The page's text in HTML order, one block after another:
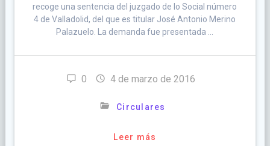
recoge una sentencia del juzgado de lo Social número
4 de Valladolid, del que es titular José Antonio Merino
Palazuelo. La demanda fue presentada …
0 4 de marzo de 2016
Circulares
Leer más